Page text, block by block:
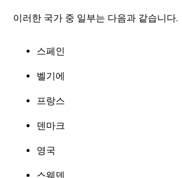
이러한 국가 중 일부는 다음과 같습니다.
스페인
벨기에
프랑스
덴마크
영국
스웨덴